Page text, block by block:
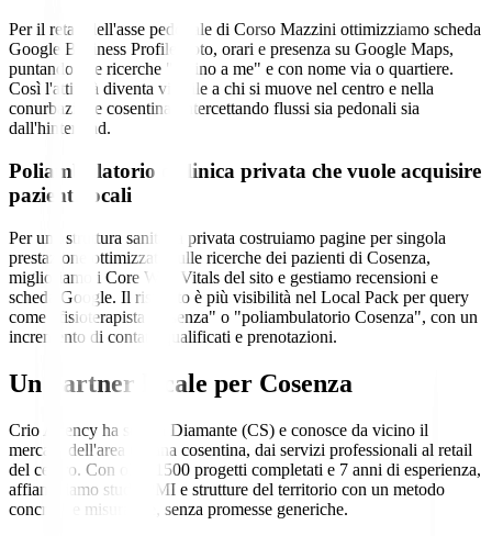
Per il retail dell'asse pedonale di Corso Mazzini ottimizziamo scheda
Google Business Profile, foto, orari e presenza su Google Maps,
puntando alle ricerche "vicino a me" e con nome via o quartiere.
Così l'attività diventa visibile a chi si muove nel centro e nella
conurbazione cosentina, intercettando flussi sia pedonali sia
dall'hinterland.
Poliambulatorio o clinica privata che vuole acquisire
pazienti locali
Per una struttura sanitaria privata costruiamo pagine per singola
prestazione ottimizzate sulle ricerche dei pazienti di Cosenza,
miglioriamo i Core Web Vitals del sito e gestiamo recensioni e
scheda Google. Il risultato è più visibilità nel Local Pack per query
come "fisioterapista Cosenza" o "poliambulatorio Cosenza", con un
incremento di contatti qualificati e prenotazioni.
Un partner locale per Cosenza
Crio Agency ha sede a Diamante (CS) e conosce da vicino il
mercato dell'area urbana cosentina, dai servizi professionali al retail
del centro. Con oltre 1500 progetti completati e 7 anni di esperienza,
affianchiamo studi, PMI e strutture del territorio con un metodo
concreto e misurabile, senza promesse generiche.